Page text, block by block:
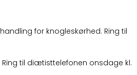
for knogleskørhed. Ring til
til diætisttelefonen onsdage kl.